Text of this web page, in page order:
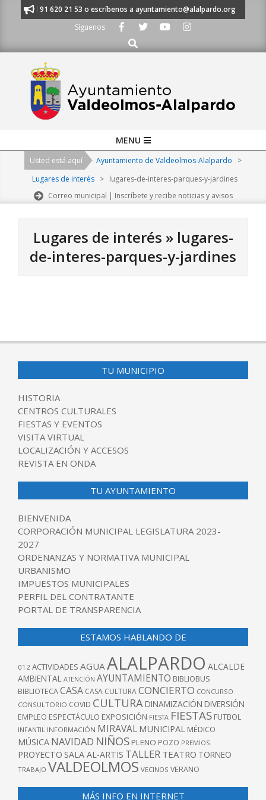
al 91 620 21 53 o escríbenos a ayuntamiento@alalpardo.org
Síguenos
Buscar
Navigation
MENU
Usted está aquí Ayuntamiento de Valdeolmos-Alalpardo
>
Lugares de interés > lugares-de-interes-parques-y-jardines
Correo municipal | Inscríbete y recibe noticias y avisos
Lugares de interés » lugares-
de-interes-parques-y-jardines
06-
TU MUNICIPIO
HISTORIA
CENTROS CULTURALES
FIESTAS Y EVENTOS
VISITA VIRTUAL
LOCALIZACIÓN Y ACCESOS
REVISTA EN ONDA
TU AYUNTAMIENTO
BIENVENIDA
CORPORACIÓN MUNICIPAL LEGISLATURA 2023-
2027
ORDENANZAS Y NORMATIVA MUNICIPAL
URBANISMO
IMPUESTOS MUNICIPALES
PERFIL DEL CONTRATANTE
PORTAL DE TRANSPARENCIA
ESTAMOS HABLANDO DE
012 ACTIVIDADES AGUAALALPARDO ALCALDE
AMBIENTAL ATENCIÓN AYUNTAMIENTO BIBLIOBUS
BIBLIOTECACASA CASA CULTURACONCIERTO CONCURSO
CONSULTORIO COVID CULTURA DINAMIZACIÓN DIVERSIÓN
EMPLEO ESPECTÁCULO EXPOSICIÓN FIESTA FIESTAS FUTBOL
INFANTIL INFORMACIÓN MIRAVAL MUNICIPAL MÉDICO
MÚSICA NAVIDAD NIÑOS PLENO POZO PREMIOS
PROYECTO SALA AL-ARTIS TALLER TEATRO TORNEO
TRABAJO VALDEOLMOS VECINOS VERANO
MÁS INFO EN INTERNET